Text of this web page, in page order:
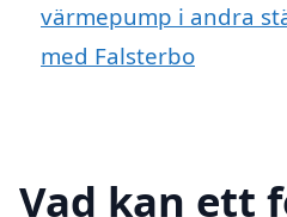
värmepump i andra
med Falsterbo
Vad kan ett